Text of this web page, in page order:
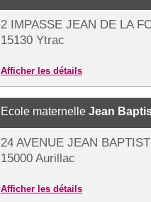
2 IMPASSE JEAN DE LA
15130 Ytrac
Afficher les détails
Ecole maternelle Jean
24 AVENUE JEAN
15000 Aurillac
Afficher les détails